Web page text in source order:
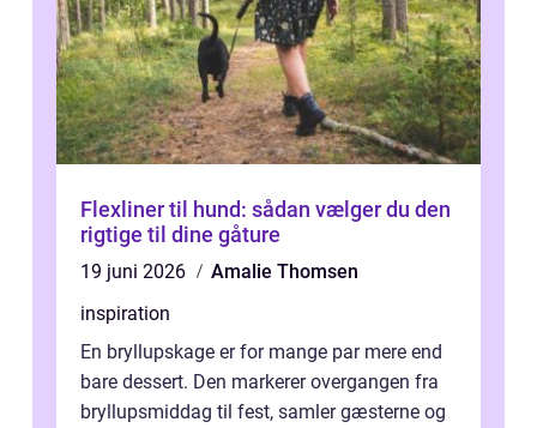
Flexliner til hund: sådan vælger du den
rigtige til dine gåture
19 juni 2026
Amalie Thomsen
inspiration
En bryllupskage er for mange par mere end
bare dessert. Den markerer overgangen fra
bryllupsmiddag til fest, samler gæsterne og